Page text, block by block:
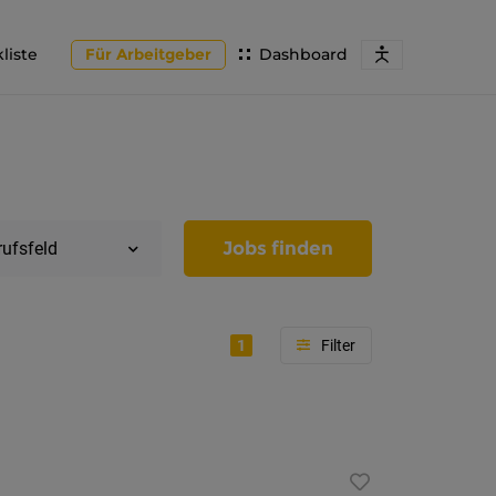
Dashboard
Für Arbeitgeber
Jobs finden
1